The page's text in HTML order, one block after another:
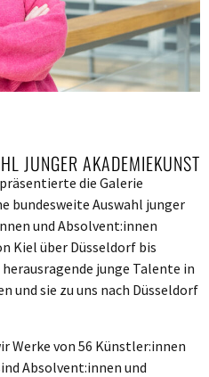
JUNGER AKADEMIEKUNST
präsentierte die Galerie
bundesweite Auswahl junger
und Absolvent:innen
Kiel über Düsseldorf bis
junge Talente in
und sie zu uns nach Düsseldorf
Werke von 56 Künstler:innen
Absolvent:innen und